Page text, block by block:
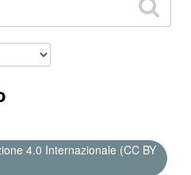
4.0 Internazionale (CC BY